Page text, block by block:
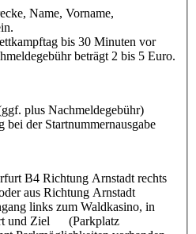
Name, Vorname,
bis 30 Minuten vor
beträgt 2 bis 5 Euro.
plus Nachmeldegebühr)
bei der Startnummernausgabe
B4 Richtung Arnstadt rechts
aus Richtung Arnstadt
links zum Waldkasino, in
und Ziel (Parkplatz